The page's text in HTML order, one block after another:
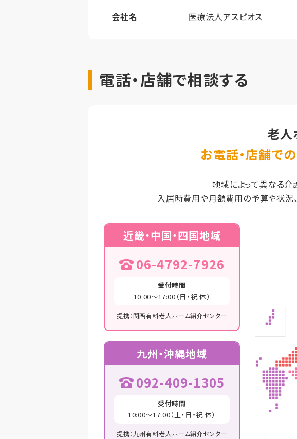
会社名 医療法人アスピオス
電話・店舗で相談する
老人
お電話・店舗で
地域によって異なる
入居時費用や月額費用の予算や状況
近畿・中国・四国地域
06-4792-7926
受付時間
10:00～17:00（日・祝 休）
提携：関西有料老人ホーム紹介センター
九州・沖縄地域
092-409-1305
受付時間
10:00～17:00（土・日・祝 休）
提携：九州有料老人ホーム紹介センター